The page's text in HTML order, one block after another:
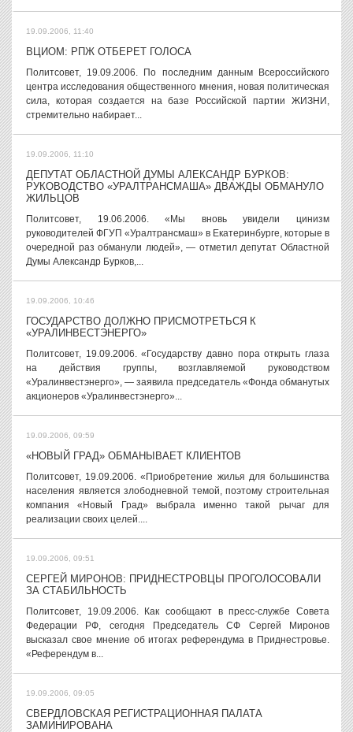
19.09.2006, 11:40
ВЦИОМ: РПЖ ОТБЕРЕТ ГОЛОСА
Политсовет, 19.09.2006. По последним данным Всероссийского
центра исследования общественного мнения, новая политическая
сила, которая создается на базе Российской партии ЖИЗНИ,
стремительно набирает...
19.09.2006, 11:10
ДЕПУТАТ ОБЛАСТНОЙ ДУМЫ АЛЕКСАНДР БУРКОВ:
РУКОВОДСТВО «УРАЛТРАНСМАША» ДВАЖДЫ ОБМАНУЛО
ЖИЛЬЦОВ
Политсовет, 19.06.2006. «Мы вновь увидели цинизм
руководителей ФГУП «Уралтрансмаш» в Екатеринбурге, которые в
очередной раз обманули людей», — отметил депутат Областной
Думы Александр Бурков,...
19.09.2006, 10:46
ГОСУДАРСТВО ДОЛЖНО ПРИСМОТРЕТЬСЯ К
«УРАЛИНВЕСТЭНЕРГО»
Политсовет, 19.09.2006. «Государству давно пора открыть глаза
на действия группы, возглавляемой руководством
«Уралинвестэнерго», — заявила председатель «Фонда обманутых
акционеров «Уралинвестэнерго»...
19.09.2006, 09:59
«НОВЫЙ ГРАД» ОБМАНЫВАЕТ КЛИЕНТОВ
Политсовет, 19.09.2006. «Приобретение жилья для большинства
населения является злободневной темой, поэтому строительная
компания «Новый Град» выбрала именно такой рычаг для
реализации своих целей....
19.09.2006, 09:51
СЕРГЕЙ МИРОНОВ: ПРИДНЕСТРОВЦЫ ПРОГОЛОСОВАЛИ
ЗА СТАБИЛЬНОСТЬ
Политсовет, 19.09.2006. Как сообщают в пресс-службе Совета
Федерации РФ, сегодня Председатель СФ Сергей Миронов
высказал свое мнение об итогах референдума в Приднестровье.
«Референдум в...
19.09.2006, 09:05
СВЕРДЛОВСКАЯ РЕГИСТРАЦИОННАЯ ПАЛАТА
ЗАМИНИРОВАНА